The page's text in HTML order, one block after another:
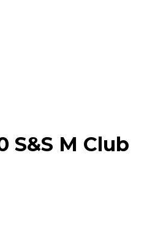
S&S M Club